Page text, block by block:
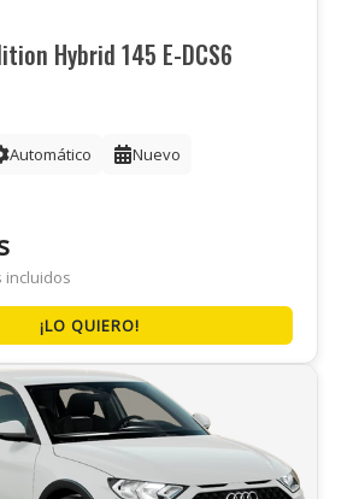
Hybrid 145 E-DCS6
Automático Nuevo
incluidos
¡LO QUIERO!